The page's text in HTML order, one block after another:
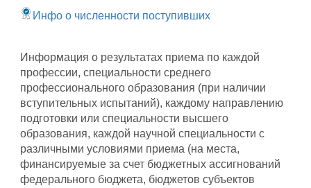
Инфо о численности поступивших
Информация о результатах приема по каждой
профессии, специальности среднего
профессионального образования (при наличии
вступительных испытаний), каждому направлению
подготовки или специальности высшего
образования, каждой научной специальности с
различными условиями приема (на места,
финансируемые за счет бюджетных ассигнований
федерального бюджета, бюджетов субъектов